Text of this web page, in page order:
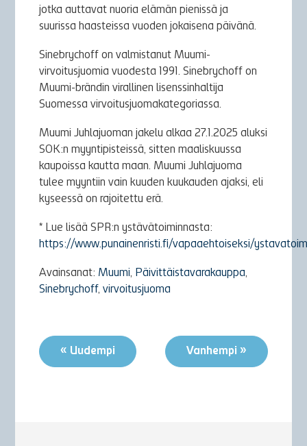
jotka auttavat nuoria elämän pienissä ja
suurissa haasteissa vuoden jokaisena päivänä.
Sinebrychoff on valmistanut Muumi-
virvoitusjuomia vuodesta 1991. Sinebrychoff on
Muumi-brändin virallinen lisenssinhaltija
Suomessa virvoitusjuomakategoriassa.
Muumi Juhlajuoman jakelu alkaa 27.1.2025 aluksi
SOK:n myyntipisteissä, sitten maaliskuussa
kaupoissa kautta maan. Muumi Juhlajuoma
tulee myyntiin vain kuuden kuukauden ajaksi, eli
kyseessä on rajoitettu erä.
* Lue lisää SPR:n ystävätoiminnasta:
https://www.punainenristi.fi/vapaaehtoiseksi/
Avainsanat: Muumi, Päivittäistavarakauppa,
Sinebrychoff,virvoitusjuoma
Vanhempi »
« Uudempi